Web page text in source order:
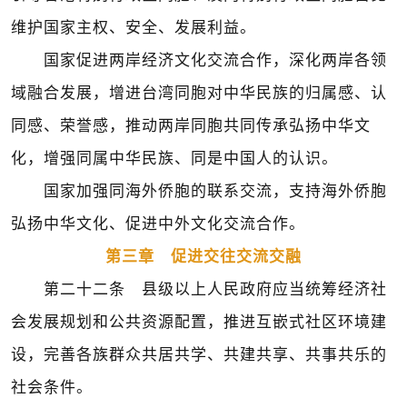
维护国家主权、安全、发展利益。
国家促进两岸经济文化交流合作，深化两岸各领
域融合发展，增进台湾同胞对中华民族的归属感、认
同感、荣誉感，推动两岸同胞共同传承弘扬中华文
化，增强同属中华民族、同是中国人的认识。
国家加强同海外侨胞的联系交流，支持海外侨胞
弘扬中华文化、促进中外文化交流合作。
第三章 促进交往交流交融
第二十二条 县级以上人民政府应当统筹经济社
会发展规划和公共资源配置，推进互嵌式社区环境建
设，完善各族群众共居共学、共建共享、共事共乐的
社会条件。